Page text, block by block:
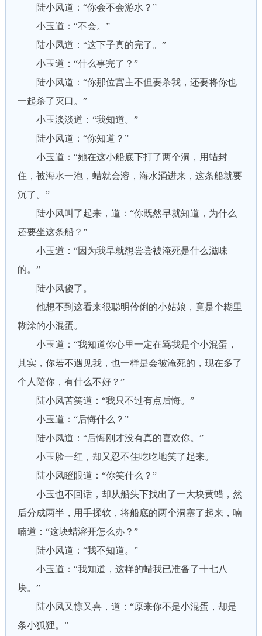
陆小凤道：“你会不会游水？”
小玉道：“不会。”
陆小凤道：“这下子真的完了。”
小玉道：“什么事完了？”
陆小凤道：“你那位宫主不但要杀我，还要将你也
一起杀了灭口。”
小玉淡淡道：“我知道。”
陆小凤道：“你知道？”
小玉道：“她在这小船底下打了两个洞，用蜡封
住，被海水一泡，蜡就会溶，海水涌进来，这条船就要
沉了。”
陆小凤叫了起来，道：“你既然早就知道，为什么
还要坐这条船？”
小玉道：“因为我早就想尝尝被淹死是什么滋味
的。”
陆小凤傻了。
他想不到这看来很聪明伶俐的小姑娘，竟是个糊里
糊涂的小混蛋。
小玉道：“我知道你心里一定在骂我是个小混蛋，
其实，你若不遇见我，也一样是会被淹死的，现在多了
个人陪你，有什么不好？”
陆小凤苦笑道：“我只不过有点后悔。”
小玉道：“后悔什么？”
陆小凤道：“后悔刚才没有真的喜欢你。”
小玉脸一红，却又忍不住吃吃地笑了起来。
陆小凤瞪眼道：“你笑什么？”
小玉也不回话，却从船头下找出了一大块黄蜡，然
后分成两半，用手揉软，将船底的两个洞塞了起来，喃
喃道：“这块蜡溶开怎么办？”
陆小凤道：“我不知道。”
小玉道：“我知道，这样的蜡我已准备了十七八
块。”
陆小凤又惊又喜，道：“原来你不是小混蛋，却是
条小狐狸。”